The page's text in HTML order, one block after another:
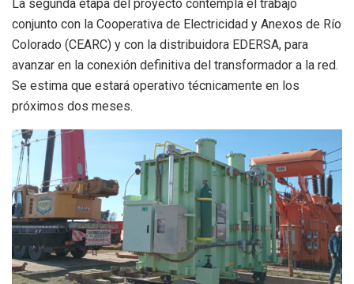
La segunda etapa del proyecto contempla el trabajo
conjunto con la Cooperativa de Electricidad y Anexos de Río
Colorado (CEARC) y con la distribuidora EDERSA, para
avanzar en la conexión definitiva del transformador a la red.
Se estima que estará operativo técnicamente en los
próximos dos meses.